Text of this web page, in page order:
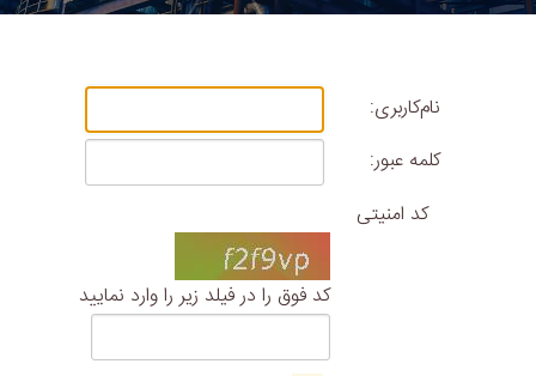
نام‌کاربری:
کلمه عبور:
کد امنیتی
کد فوق را در فیلد زیر را وارد نمایید